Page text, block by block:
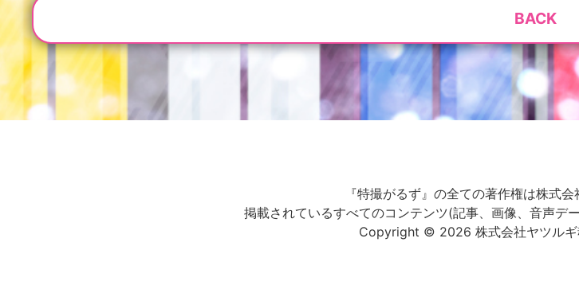
BACK
『特撮がるず』の全ての著作権は株式会
掲載されているすべてのコンテンツ(記事、画像、音声デ
Copyright © 2026 株式会社ヤツル